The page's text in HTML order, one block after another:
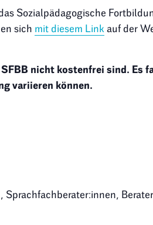
Sozialpädagogische
sich mit diesem Link auf der
nicht kostenfrei sind. Es
variieren können.